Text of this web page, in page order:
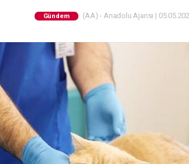
Gündem (AA) - Anadolu Ajansı |